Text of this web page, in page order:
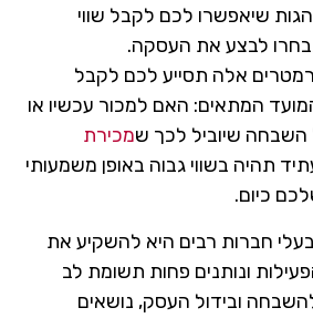
לכם לקבל שווי
לבצע את העסקה.
אלה תסייע לכם לקבל
המתאים: האם למכור עכשיו או
שיוביל לכך שמכירת
בשווי גבוה באופן משמעותי
רבים היא להשקיע את
ונותנים פחות תשומת לב
ובידול העסק, נושאים